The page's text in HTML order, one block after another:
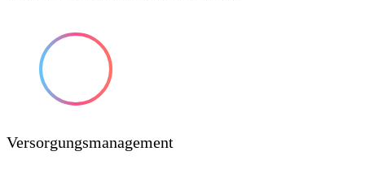
Versorgungsmanagement